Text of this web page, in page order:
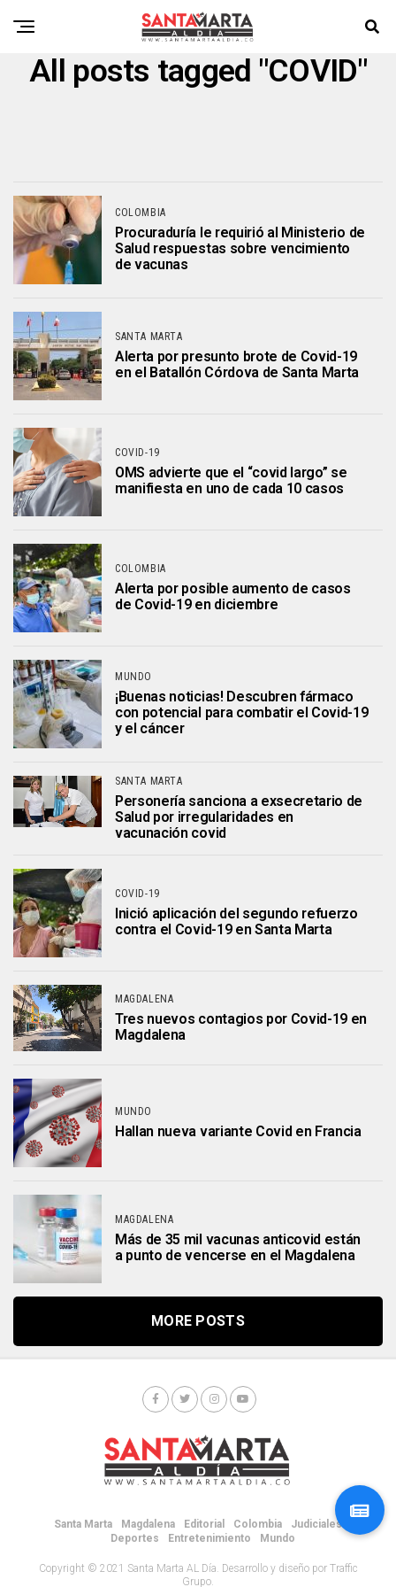
All posts tagged "COVID"
COLOMBIA
Procuraduría le requirió al Ministerio de
Salud respuestas sobre vencimiento
de vacunas
SANTA MARTA
Alerta por presunto brote de Covid-19
en el Batallón Córdova de Santa Marta
COVID-19
OMS advierte que el “covid largo” se
manifiesta en uno de cada 10 casos
COLOMBIA
Alerta por posible aumento de casos
de Covid-19 en diciembre
MUNDO
¡Buenas noticias! Descubren fármaco
con potencial para combatir el Covid-19
y el cáncer
SANTA MARTA
Personería sanciona a exsecretario de
Salud por irregularidades en
vacunación covid
COVID-19
Inició aplicación del segundo refuerzo
contra el Covid-19 en Santa Marta
MAGDALENA
Tres nuevos contagios por Covid-19 en
Magdalena
MUNDO
Hallan nueva variante Covid en Francia
MAGDALENA
Más de 35 mil vacunas anticovid están
a punto de vencerse en el Magdalena
MORE POSTS
Santa Marta Magdalena Editorial Colombia
Judiciales
Deportes
Entretenimiento Mundo
Copyright © 2021 Santa Marta AL Día. Desarrollo y diseño por Traffic
Grupo.